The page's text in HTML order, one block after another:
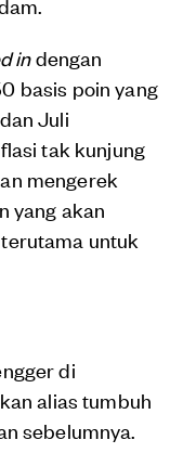
indengan
basis poin yang
Juli
tak kunjung
mengerek
yang akan
untuk
di
alias tumbuh
sebelumnya.